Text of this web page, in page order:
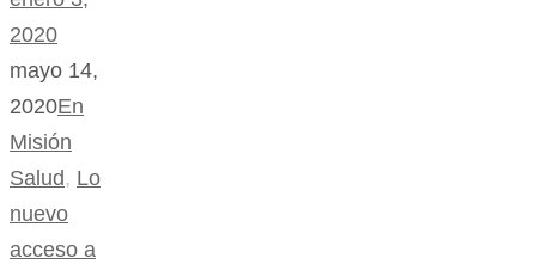
2020
mayo 14,
2020En
Misión
Salud , Lo
nuevo
acceso a